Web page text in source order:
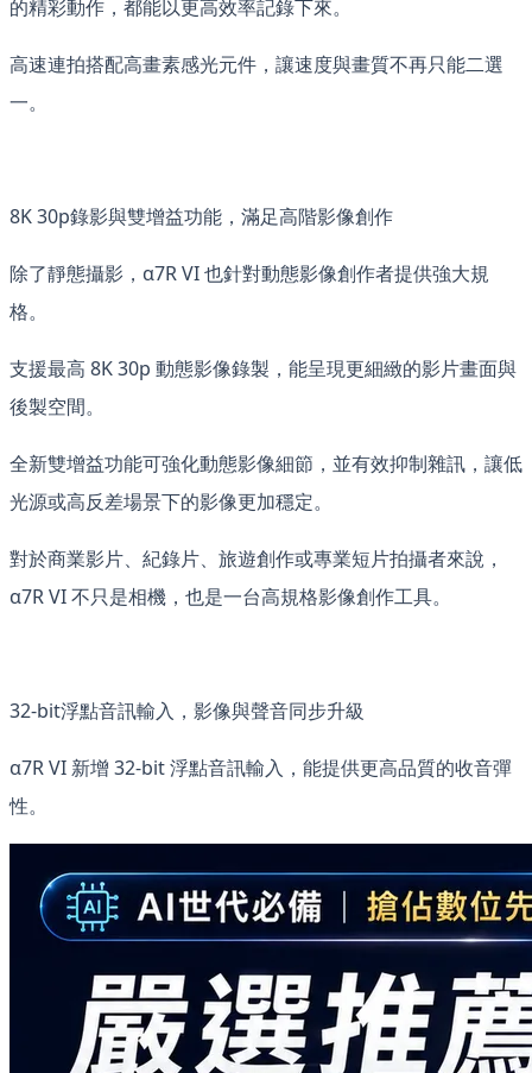
的精彩動作，都能以更高效率記錄下來。
高速連拍搭配高畫素感光元件，讓速度與畫質不再只能二選
一。
8K 30p錄影與雙增益功能，滿足高階影像創作
除了靜態攝影，α7R VI 也針對動態影像創作者提供強大規
格。
支援最高 8K 30p 動態影像錄製，能呈現更細緻的影片畫面與
後製空間。
全新雙增益功能可強化動態影像細節，並有效抑制雜訊，讓低
光源或高反差場景下的影像更加穩定。
對於商業影片、紀錄片、旅遊創作或專業短片拍攝者來說，
α7R VI 不只是相機，也是一台高規格影像創作工具。
32-bit浮點音訊輸入，影像與聲音同步升級
α7R VI 新增 32-bit 浮點音訊輸入，能提供更高品質的收音彈
性。